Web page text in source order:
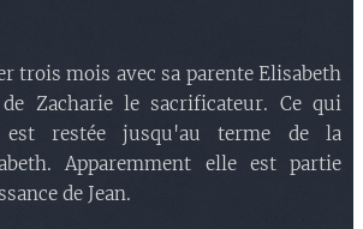
trois mois avec sa parente Elisabeth
Zacharie le sacrificateur. Ce qui
restée jusqu'au terme de la
Apparemment elle est partie
de Jean.